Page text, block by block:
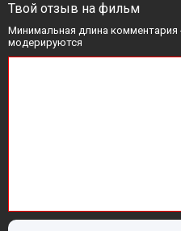
Твой отзыв на фильм
Минимальная длина комментария
модерируются